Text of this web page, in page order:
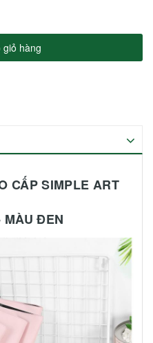
hàng
CẤP SIMPLE ART
MÀU ĐEN